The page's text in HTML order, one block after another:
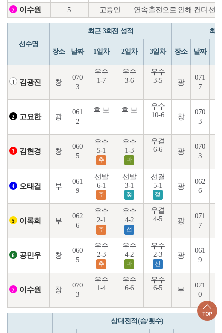
7 이수원 5 고종인 연속출전으로 인해 컨디션
선수명
최근 3회전 성적 최
장소 날짜 1일차 2일차 3일차 장소 날짜
1 김광진 창
070
3
우수
1-7
우수
3-6
우수
3-5
광
071
7
2 고요한 광
061
2
후 보 후 보
우수
10-6
창
070
3
3 김현경 창
060
5
우수
5-1
추
우수
1-3
마
우결
6-6
광
070
3
4 오태걸 부
061
9
선발
6-1
추
선발
3-1
젖
선결
5-1
젖
광
062
6
5 이록희 부
062
6
우수
2-1
추
우수
4-2
선
우결
4-5
광
071
7
6 공민우 창
060
5
우수
2-3
추
우수
4-2
마
우수
2-3
선
광
061
9
7 이수원 창
070
3
우수
1-4
우수
6-6
우수
6-5
부
071
0
상대전적(승/횟수)